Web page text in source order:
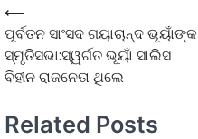
⟵
ପୂର୍ବତନ ସାଂସଦ ଗୟାଚାନ୍ଦ ଭୂୟାଁଙ୍କ
ସ୍ମୃତିସଭା:ସ୍ୱର୍ଗତ ଭୂୟାଁ ସାଲିସ
ବିହୀନ ରାଜନେତା ଥିଲେ
Related Posts